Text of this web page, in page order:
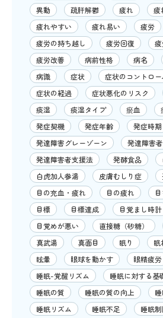
異動
疏肝解鬱 疲れ
疲
疲れやすい
疲れ易い
疲労
疲労の持ち越し
疲労回復
疲労改善
病前性格 病名
病識
症状
症状のコントロー
症状の経過
症状悪化のリスク
痰湿
痰湿タイプ 瘀血
発症契機
発症年齢 発症時期
発達障害グレーゾーン
発達障害
発達障害者支援法
発酵食品
白虎加人参湯
皮膚むしり症
目の充血・疲れ
目の疲れ
目標
目標達成
目覚まし時計
目覚めが悪い
直接糖（砂糖）
真武湯
真面目 眠り 眠
眩暈
眼球を動かす 眼精疲労
睡眠-覚醒リズム
睡眠に対する基
睡眠の質
睡眠の質の向上
睡眠リズム
睡眠不足
睡眠